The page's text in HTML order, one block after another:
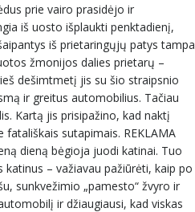
prie vairo prasidėjo ir
iš uosto išplaukti penktadienį,
iš prietaringųjų patys tampa
žmonijos dalies prietarų –
dešimtmetį jis su šio straipsnio
ir greitus automobilius. Tačiau
Kartą jis prisipažino, kad naktį
sutapimais. REKLAMA
dieną bėgioja juodi katinai. Tuo
– važiavau pažiūrėti, kaip po
sunkvežimio „pamesto“ žvyro ir
ir džiaugiausi, kad viskas